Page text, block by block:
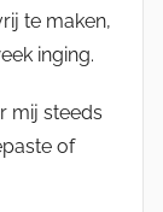
te maken,
inging.
mij steeds
of